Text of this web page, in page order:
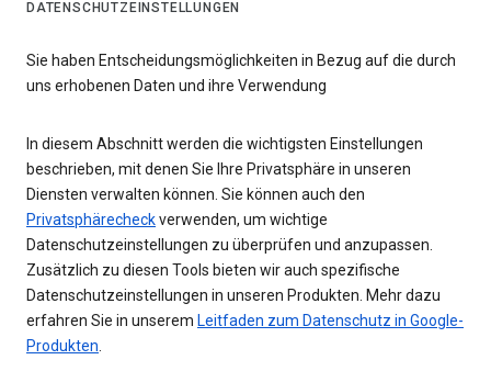
DATENSCHUTZEINSTELLUNGEN
Sie haben Entscheidungsmöglichkeiten in Bezug auf die durch
uns erhobenen Daten und ihre Verwendung
In diesem Abschnitt werden die wichtigsten Einstellungen
beschrieben, mit denen Sie Ihre Privatsphäre in unseren
Diensten verwalten können. Sie können auch den
Privatsphärecheckverwenden, um wichtige
Datenschutzeinstellungen zu überprüfen und anzupassen.
Zusätzlich zu diesen Tools bieten wir auch spezifische
Datenschutzeinstellungen in unseren Produkten. Mehr dazu
erfahren Sie in unserem Leitfaden zum Datenschutz in Google-
Produkten